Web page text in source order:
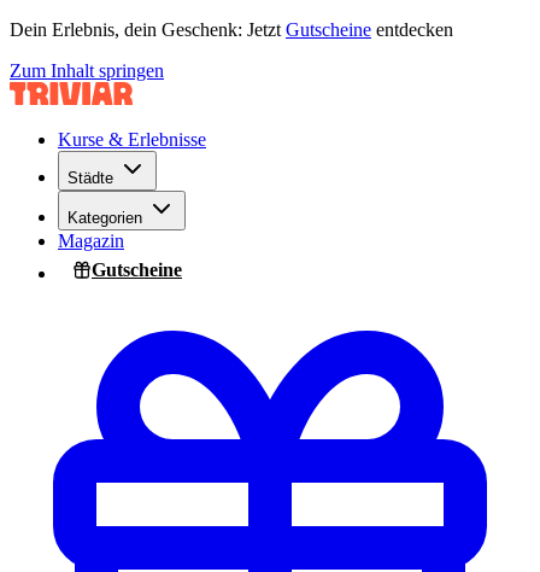
Dein Erlebnis, dein Geschenk: Jetzt Gutscheine entdecken
Zum Inhalt springen
Kurse & Erlebnisse
Städte
Kategorien
Magazin
Gutscheine